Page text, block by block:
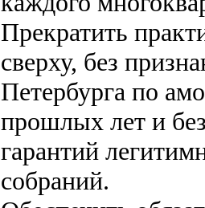
Прекратить
сверху, без
Петербурга по
прошлых лет и
гарантий
собраний.